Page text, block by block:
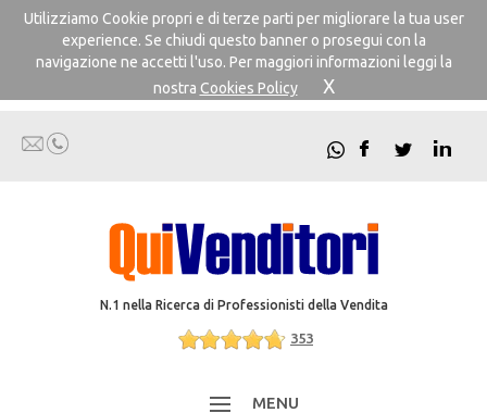
Utilizziamo Cookie propri e di terze parti per migliorare la tua user
experience. Se chiudi questo banner o prosegui con la
navigazione ne accetti l'uso. Per maggiori informazioni leggi la
nostra Cookies Policy X
N.1 nella Ricerca di Professionisti della Vendita
353
MENU